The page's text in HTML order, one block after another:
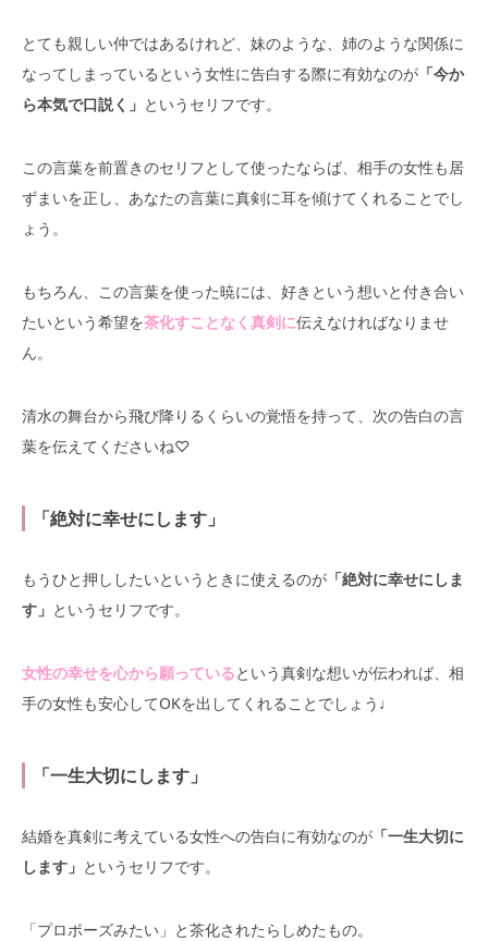
とても親しい仲ではあるけれど、妹のような、姉のような関係に
なってしまっているという女性に告白する際に有効なのが 「今か
ら本気で口説く」 というセリフです。
この言葉を前置きのセリフとして使ったならば、相手の女性も居
ずまいを正し、あなたの言葉に真剣に耳を傾けてくれることでし
ょう。
もちろん、この言葉を使った暁には、好きという想いと付き合い
たいという希望を茶化すことなく真剣に伝えなければなりませ
ん。
清水の舞台から飛び降りるくらいの覚悟を持って、次の告白の言
葉を伝えてくださいね♡
「絶対に幸せにします」
もうひと押ししたいというときに使えるのが 「絶対に幸せにしま
す」 というセリフです。
女性の幸せを心から願っているという真剣な想いが伝われば、相
手の女性も安心してOKを出してくれることでしょう♩
「一生大切にします」
結婚を真剣に考えている女性への告白に有効なのが 「一生大切に
します」 というセリフです。
「プロポーズみたい」と茶化されたらしめたもの。